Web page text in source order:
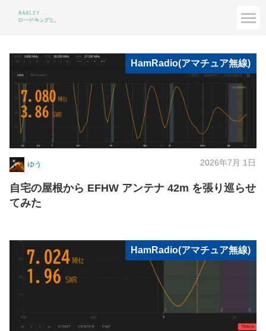
HamRadio(アマチュア無線)
ゆう 2026年7月 1日
自宅の屋根から EFHW アンテナ 42m を張り巡らせ
てみた
HamRadio(アマチュア無線)